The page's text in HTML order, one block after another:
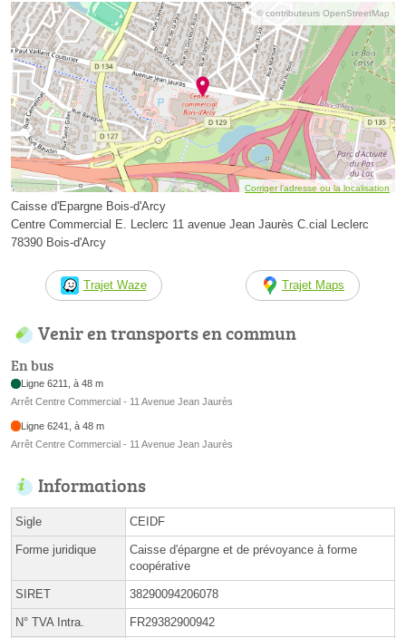
© contributeurs OpenStreetMap
Corriger l’adresse ou la localisation
Caisse d'Epargne Bois-d'Arcy
Centre Commercial E. Leclerc 11 avenue Jean Jaurès C.cial Leclerc
78390 Bois-d'Arcy
Trajet Waze Trajet Maps
Venir en transports en commun
En bus
Ligne 6211, à 48 m
Arrêt Centre Commercial - 11 Avenue Jean Jaurès
Ligne 6241, à 48 m
Arrêt Centre Commercial - 11 Avenue Jean Jaurès
Informations
Sigle CEIDF
Forme juridique
Caisse d'épargne et de prévoyance à forme
coopérative
SIRET 38290094206078
N° TVA Intra. FR29382900942